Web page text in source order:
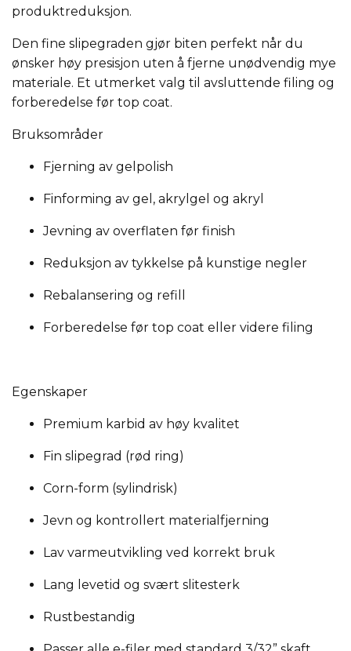
produktreduksjon.
Den fine slipegraden gjør biten perfekt når du
ønsker høy presisjon uten å fjerne unødvendig mye
materiale. Et utmerket valg til avsluttende filing og
forberedelse før top coat.
Bruksområder
Fjerning av gelpolish
Finforming av gel, akrylgel og akryl
Jevning av overflaten før finish
Reduksjon av tykkelse på kunstige negler
Rebalansering og refill
Forberedelse før top coat eller videre filing
Egenskaper
Premium karbid av høy kvalitet
Fin slipegrad (rød ring)
Corn-form (sylindrisk)
Jevn og kontrollert materialfjerning
Lav varmeutvikling ved korrekt bruk
Lang levetid og svært slitesterk
Rustbestandig